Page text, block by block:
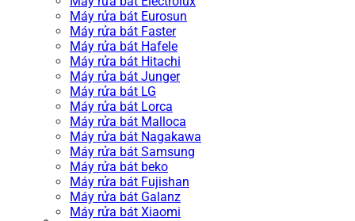
Máy rửa bát Eurosun
Máy rửa bát Faster
Máy rửa bát Hafele
Máy rửa bát Hitachi
Máy rửa bát Junger
Máy rửa bát LG
Máy rửa bát Lorca
Máy rửa bát Malloca
Máy rửa bát Nagakawa
Máy rửa bát Samsung
Máy rửa bát beko
Máy rửa bát Fujishan
Máy rửa bát Galanz
Máy rửa bát Xiaomi